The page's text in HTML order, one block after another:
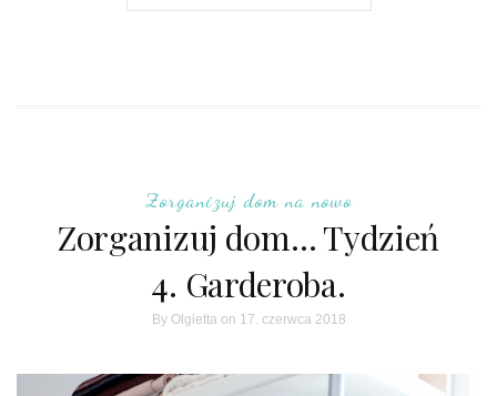
Zorganizuj dom na nowo
Zorganizuj dom… Tydzień
4. Garderoba.
By Olgietta on 17. czerwca 2018